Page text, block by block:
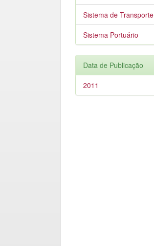
Sistema de Transporte
Sistema Portuário
Data de Publicação
2011